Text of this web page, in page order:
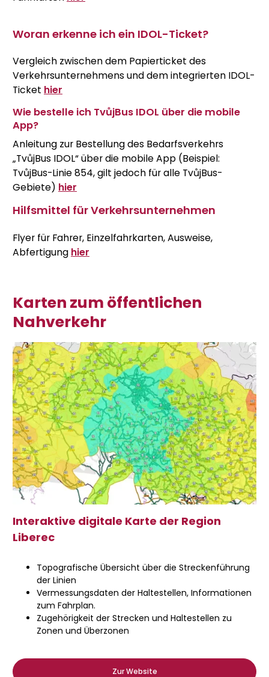
Woran erkenne ich ein IDOL-Ticket?
Vergleich zwischen dem Papierticket des
Verkehrsunternehmens und dem integrierten IDOL-
Ticket hier
Wie bestelle ich TvůjBus IDOL über die mobile
App?
Anleitung zur Bestellung des Bedarfsverkehrs
„TvůjBus IDOL“ über die mobile App (Beispiel:
TvůjBus-Linie 854, gilt jedoch für alle TvůjBus-
Gebiete) hier
Hilfsmittel für Verkehrsunternehmen
Flyer für Fahrer, Einzelfahrkarten, Ausweise,
Abfertigung hier
Karten zum öffentlichen
Nahverkehr
Interaktive digitale Karte der Region
Liberec
Topografische Übersicht über die Streckenführung
der Linien
Vermessungsdaten der Haltestellen, Informationen
zum Fahrplan.
Zugehörigkeit der Strecken und Haltestellen zu
Zonen und Überzonen
Zur Website